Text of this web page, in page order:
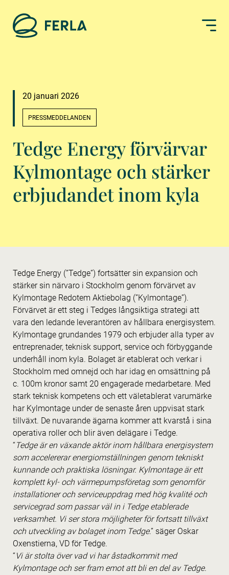
20 januari 2026
PRESSMEDDELANDEN
Tedge Energy förvärvar
Kylmontage och stärker
erbjudandet inom kyla
Tedge Energy (”Tedge”) fortsätter sin expansion och
stärker sin närvaro i Stockholm genom förvärvet av
Kylmontage Redotem Aktiebolag (”Kylmontage”).
Förvärvet är ett steg i Tedges långsiktiga strategi att
vara den ledande leverantören av hållbara energisystem.
Kylmontage grundandes 1979 och erbjuder alla typer av
entreprenader, teknisk support, service och förbyggande
underhåll inom kyla. Bolaget är etablerat och verkar i
Stockholm med omnejd och har idag en omsättning på
c. 100m kronor samt 20 engagerade medarbetare. Med
stark teknisk kompetens och ett väletablerat varumärke
har Kylmontage under de senaste åren uppvisat stark
tillväxt. De nuvarande ägarna kommer att kvarstå i sina
operativa roller och blir även delägare i Tedge.
“Tedge är en växande aktör inom hållbara energisystem
som accelererar energiomställningen genom tekniskt
kunnande och praktiska lösningar. Kylmontage är ett
komplett kyl- och värmepumpsföretag som genomför
installationer och serviceuppdrag med hög kvalité och
servicegrad som passar väl in i Tedge etablerade
verksamhet. Vi ser stora möjligheter för fortsatt tillväxt
och utveckling av bolaget inom Tedge.” säger Oskar
Oxenstierna, VD för Tedge.
“Vi är stolta över vad vi har åstadkommit med
Kylmontage och ser fram emot att bli en del av Tedge.